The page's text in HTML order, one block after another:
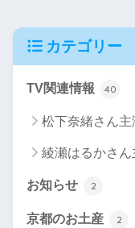
カテゴリー
TV関連情報 40
松下奈緒さん主
綾瀬はるかさん
お知らせ 2
京都のお土産 2